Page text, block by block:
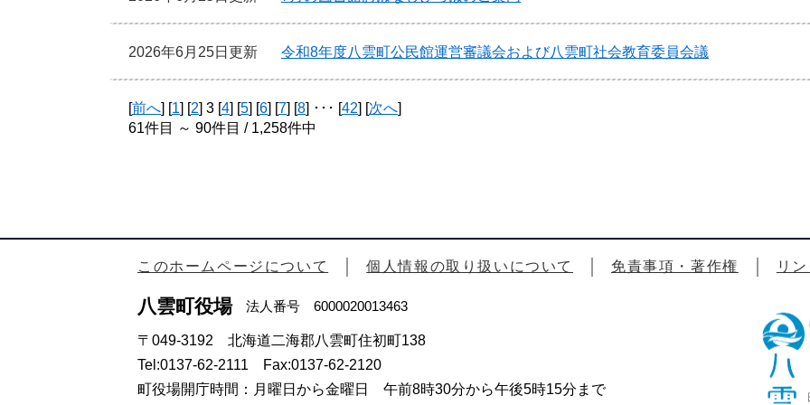
2026年6月25日更新 令和8年度八雲町公民館運営審議会および八雲町社会教育委員会議
[前へ] [1] [2] 3 [4] [5] [6] [7] [8] ･･･ [42] [次へ]
61件目 ～ 90件目 / 1,258件中
このホームページについて 個人情報の取り扱いについて 免責事項・著作権 リ
八雲町役場法人番号 6000020013463
〒049-3192 北海道二海郡八雲町住初町138
Tel:0137-62-2111 Fax:0137-62-2120
町役場開庁時間：月曜日から金曜日 午前8時30分から午後5時15分まで